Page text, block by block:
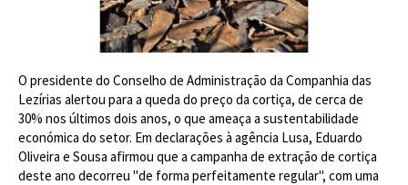
O presidente do Conselho de Administração da Companhia das
Lezírias alertou para a queda do preço da cortiça, de cerca de
30% nos últimos dois anos, o que ameaça a sustentabilidade
económica do setor. Em declarações à agência Lusa, Eduardo
Oliveira e Sousa afirmou que a campanha de extração de cortiça
deste ano decorreu "de forma perfeitamente regular", com uma